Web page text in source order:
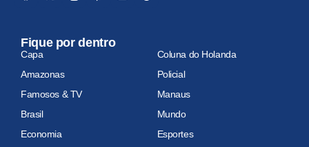
Fique por dentro
Capa
Coluna do Holanda
Amazonas
Policial
Famosos & TV
Manaus
Brasil
Mundo
Economia
Esportes